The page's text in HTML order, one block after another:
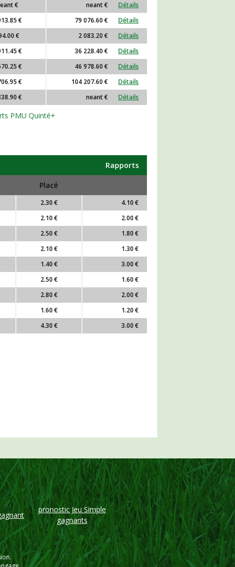
€ neant €
Détails
€ 79 076.60 €
Détails
€ 2 083.20 €
Détails
€ 36 228.40 €
Détails
€ 46 978.60 €
Détails
€ 104 207.60 €
Détails
€ neant € Détails
PMU Quinté+
Rapports
Placé
2.30 €
4.10 €
2.10 €
2.00 €
2.50 €
1.80 €
2.10 €
1.30 €
1.40 €
3.00 €
2.50 €
1.60 €
2.80 €
2.00 €
1.60 €
1.20 €
4.30 € 3.00 €
pronostic Jeu Simple
gagnants